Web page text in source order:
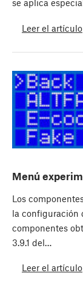
se aplica
Leer el artículo
Menú
Los
la configuración
componentes
3.9.1 del…
Leer el artículo